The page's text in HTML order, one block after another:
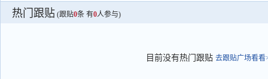
热门跟贴 (跟贴0条 有0人参与)
目前没有热门跟贴 去跟贴广场看看